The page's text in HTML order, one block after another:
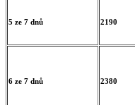
5 ze 7 dnů 2190
6 ze 7 dnů 2380